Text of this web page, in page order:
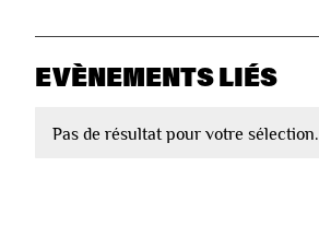
EVÈNEMENTS LIÉS
Pas de résultat pour votre sélection.